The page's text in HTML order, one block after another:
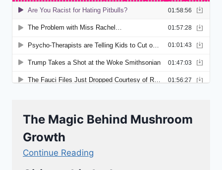
The Magic Behind Mushroom
Growth
Continue Reading